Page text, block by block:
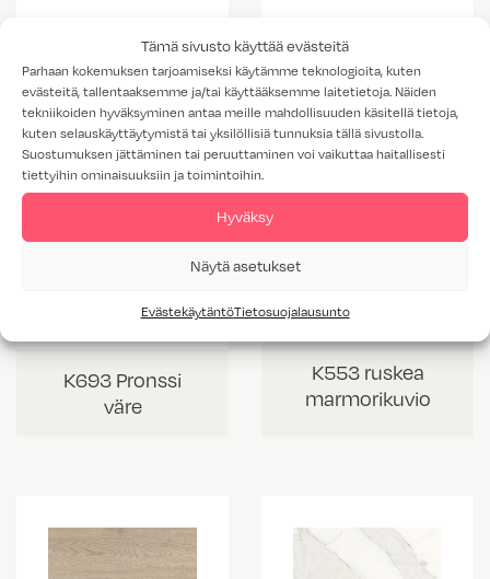
Tämä sivusto käyttää evästeitä
Parhaan kokemuksen tarjoamiseksi käytämme teknologioita, kuten
evästeitä, tallentaaksemme ja/tai käyttääksemme laitetietoja. Näiden
tekniikoiden hyväksyminen antaa meille mahdollisuuden käsitellä tietoja,
kuten selauskäyttäytymistä tai yksilöllisiä tunnuksia tällä sivustolla.
Suostumuksen jättäminen tai peruuttaminen voi vaikuttaa haitallisesti
tiettyihin ominaisuuksiin ja toimintoihin.
Hyväksy
Näytä asetukset
EvästekäytäntöTietosuojalausunto
K703 Portobello
marmorikuvio
K538 vaalea
kallio
K693 Pronssi
väre
K553 ruskea
marmorikuvio